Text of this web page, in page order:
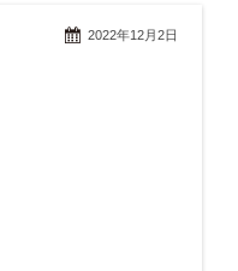
2022年12月2日